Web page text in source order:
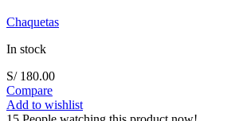
Chaquetas
In stock
S/180.00
Compare
Add to wishlist